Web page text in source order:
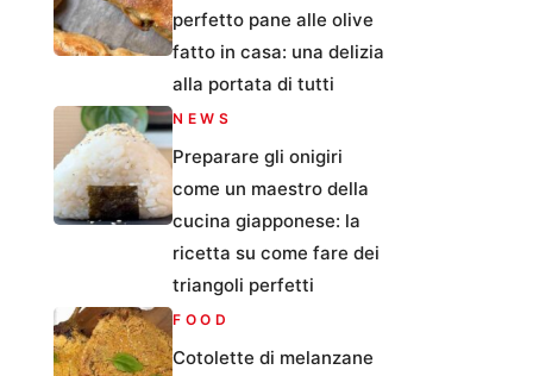
perfetto pane alle olive
fatto in casa: una delizia
alla portata di tutti
NEWS
Preparare gli onigiri
come un maestro della
cucina giapponese: la
ricetta su come fare dei
triangoli perfetti
FOOD
Cotolette di melanzane